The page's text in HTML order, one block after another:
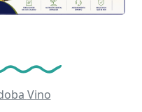
Vino